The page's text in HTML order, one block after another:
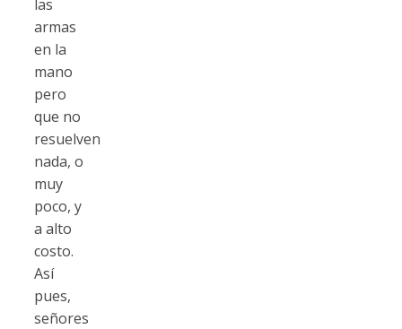
las
armas
en la
mano
pero
que no
resuelven
nada, o
muy
poco, y
a alto
costo.
Así
pues,
señores